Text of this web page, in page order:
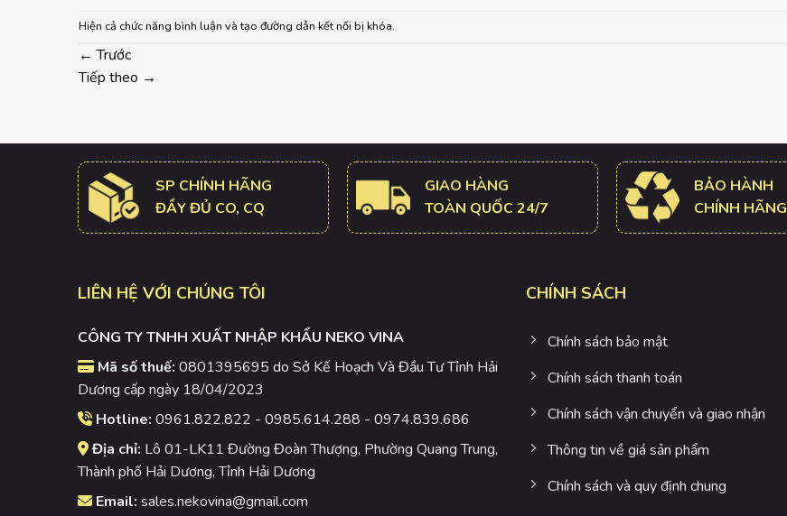
Hiện cả chức năng bình luận và tạo đường dẫn kết nối bị khóa.
← Trước
Tiếp theo →
SP CHÍNH HÃNG
ĐẦY ĐỦ CO, CQ
GIAO HÀNG
TOÀN QUỐC 24/7
BẢO HÀNH
CHÍNH HÃNG
LIÊN HỆ VỚI CHÚNG TÔI
CÔNG TY TNHH XUẤT NHẬP KHẨU NEKO VINA
Mã số thuế: 0801395695 do Sở Kế Hoạch Và Đầu Tư Tỉnh Hải
Dương cấp ngày 18/04/2023
Hotline: 0961.822.822 - 0985.614.288 - 0974.839.686
Địa chỉ: Lô 01-LK11 Đường Đoàn Thượng, Phường Quang Trung,
Thành phố Hải Dương, Tỉnh Hải Dương
Email: sales.nekovina@gmail.com
CHÍNH SÁCH
Chính sách bảo mật
Chính sách thanh toán
Chính sách vận chuyển và giao nhận
Thông tin về giá sản phẩm
Chính sách và quy định chung